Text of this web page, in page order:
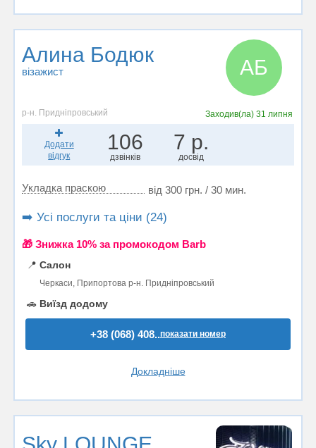
Алина Бодюк
візажист АБ
р-н. Придніпровський Заходив(ла) 31 липня
Додати
відгук
106
дзвінків
7 р.
досвід
Укладка праскою від 300 грн. / 30 мин.
➡️ Усі послуги та ціни (24)
🎁 Знижка 10% за промокодом Barb
📍 Салон
Черкаси, Припортова р-н. Придніпровський
🚗 Виїзд додому
+38 (068) 408..показати номер
Докладніше